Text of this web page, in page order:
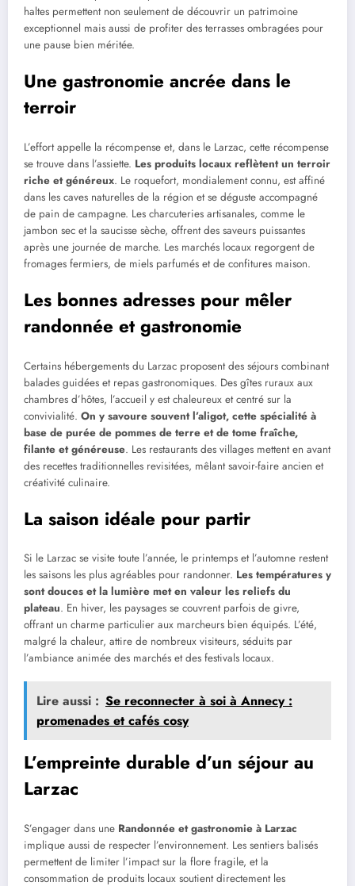
haltes permettent non seulement de découvrir un patrimoine
exceptionnel mais aussi de profiter des terrasses ombragées pour
une pause bien méritée.
Une gastronomie ancrée dans le
terroir
L’effort appelle la récompense et, dans le Larzac, cette récompense
se trouve dans l’assiette. Les produits locaux reflètent un terroir
riche et généreux. Le roquefort, mondialement connu, est affiné
dans les caves naturelles de la région et se déguste accompagné
de pain de campagne. Les charcuteries artisanales, comme le
jambon sec et la saucisse sèche, offrent des saveurs puissantes
après une journée de marche. Les marchés locaux regorgent de
fromages fermiers, de miels parfumés et de confitures maison.
Les bonnes adresses pour mêler
randonnée et gastronomie
Certains hébergements du Larzac proposent des séjours combinant
balades guidées et repas gastronomiques. Des gîtes ruraux aux
chambres d’hôtes, l’accueil y est chaleureux et centré sur la
convivialité. On y savoure souvent l’aligot, cette spécialité à
base de purée de pommes de terre et de tome fraîche,
filante et généreuse. Les restaurants des villages mettent en avant
des recettes traditionnelles revisitées, mêlant savoir-faire ancien et
créativité culinaire.
La saison idéale pour partir
Si le Larzac se visite toute l’année, le printemps et l’automne restent
les saisons les plus agréables pour randonner. Les températures y
sont douces et la lumière met en valeur les reliefs du
plateau. En hiver, les paysages se couvrent parfois de givre,
offrant un charme particulier aux marcheurs bien équipés. L’été,
malgré la chaleur, attire de nombreux visiteurs, séduits par
l’ambiance animée des marchés et des festivals locaux.
Lire aussi : Se reconnecter à soi à Annecy :
promenades et cafés cosy
L’empreinte durable d’un séjour au
Larzac
S’engager dans une Randonnée et gastronomie à Larzac
implique aussi de respecter l’environnement. Les sentiers balisés
permettent de limiter l’impact sur la flore fragile, et la
consommation de produits locaux soutient directement les